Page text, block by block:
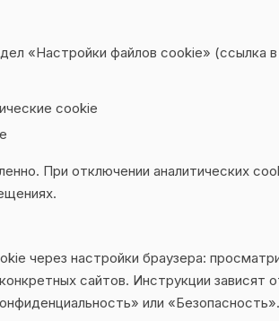
«Настройки файлов cookie» (ссылка
cookie
При отключении аналитических
через настройки браузера:
сайтов. Инструкции зависят
или «Безопасность».